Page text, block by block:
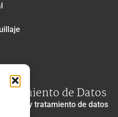
de Datos
y tratamiento de datos